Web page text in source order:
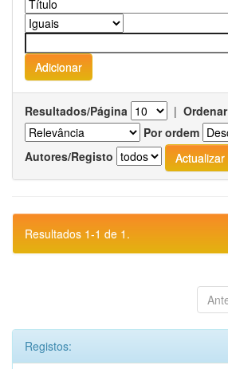
Resultados/Página |
Por ordem
Autores/Registo
Resultados 1-1 de 1.
Registos: